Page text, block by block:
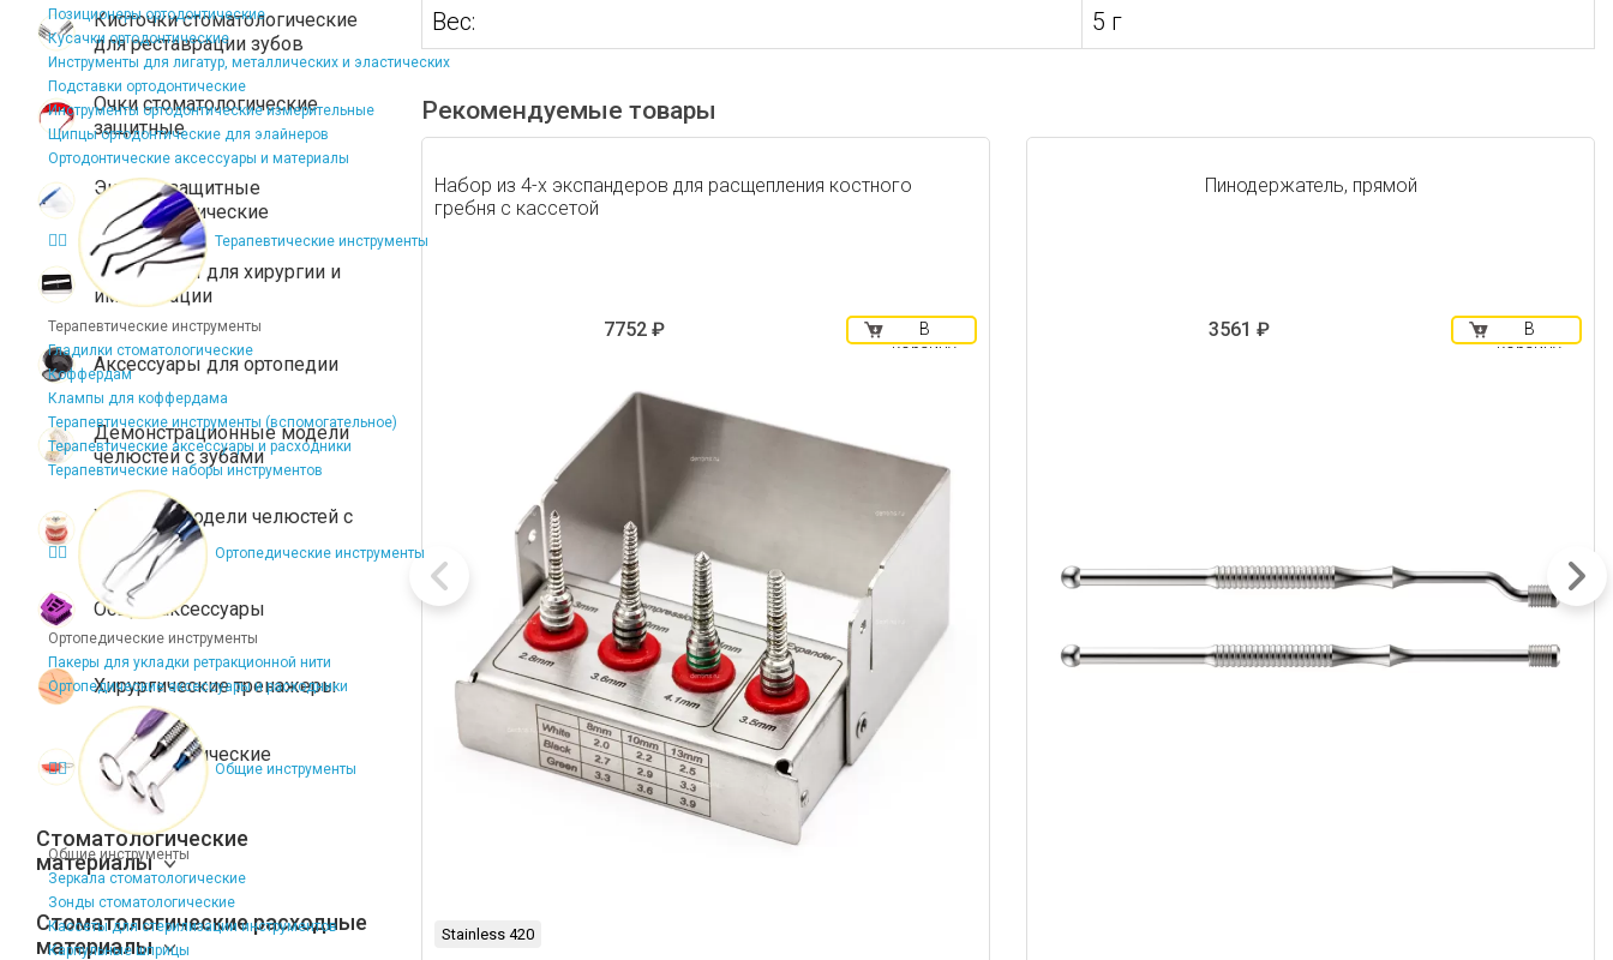
Позиционеры ортодонтические
Кусачки ортодонтические
Инструменты для лигатур, металлических и эластических
Подставки ортодонтические
Инструменты ортодонтические измерительные
Щипцы ортодонтические для элайнеров
Ортодонтические аксессуары и материалы
Терапевтические инструменты
Терапевтические инструменты
Гладилки стоматологические
Коффердам
Клампы для коффердама
Терапевтические инструменты (вспомогательное)
Терапевтические аксессуары и расходники
Терапевтические наборы инструментов
Ортопедические инструменты
Ортопедические инструменты
Пакеры для укладки ретракционной нити
Ортопедические аксессуары и расходники
Общие инструменты
Общие инструменты
Зеркала стоматологические
Зонды стоматологические
Кассеты для стерилизации инструментов
Карпульные шприцы
Кисточки стоматологические
для реставрации зубов
Очки стоматологические
защитные
Экраны защитные
стоматологические
Аксессуары для хирургии и
имплантации
Аксессуары для ортопедии
Демонстрационные модели
челюстей с зубами
Учебные модели челюстей с
зубами
Общие аксессуары
Хирургические тренажеры
Стоматологические
сувениры
Стоматологические
материалы
Стоматологические расходные
материалы
Вес:
5 г
Рекомендуемые товары
Набор из 4-х экспандеров для расщепления костного
гребня с кассетой
7752 ₽
В
корзину
Stainless 420
Пинодержатель, прямой
3561 ₽
В
корзину